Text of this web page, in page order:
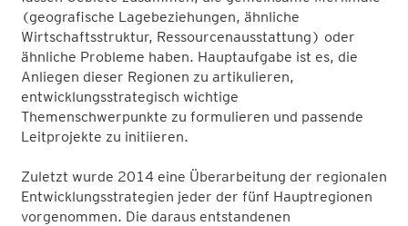
(geografische Lagebeziehungen, ähnliche
Wirtschaftsstruktur, Ressourcenausstattung) oder
ähnliche Probleme haben. Hauptaufgabe ist es, die
Anliegen dieser Regionen zu artikulieren,
entwicklungsstrategisch wichtige
Themenschwerpunkte zu formulieren und passende
Leitprojekte zu initiieren.
Zuletzt wurde 2014 eine Überarbeitung der regionalen
Entwicklungsstrategien jeder der fünf Hauptregionen
vorgenommen. Die daraus entstandenen